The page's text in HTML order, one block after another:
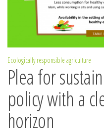
Ecologically responsible agriculture
Plea for
policy with a
horizon